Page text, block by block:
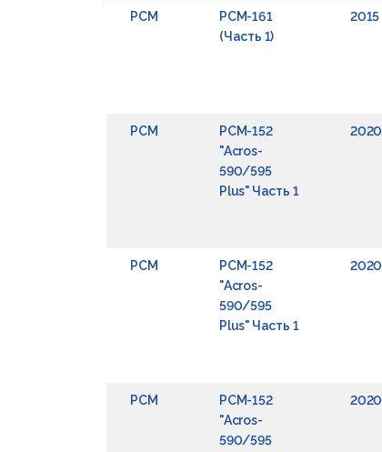
РСМ
РСМ-161
(Часть 1)
2015
РСМ
РСМ-152
"Acros-
590/595
Plus" Часть 1
2020
РСМ
РСМ-152
"Acros-
590/595
Plus" Часть 1
2020
РСМ
РСМ-152
"Acros-
590/595
2020